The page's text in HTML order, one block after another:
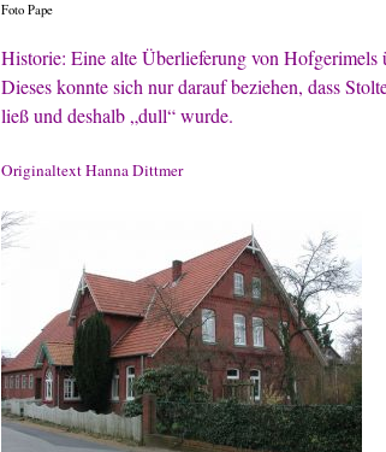
Foto Pape
Historie: Eine alte Überlieferung von Hofgerimels
Dieses konnte sich nur darauf beziehen, dass
ließ und deshalb „dull“ wurde.
Originaltext Hanna Dittmer